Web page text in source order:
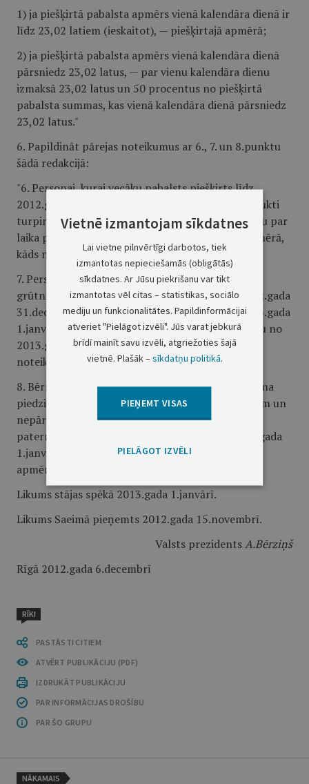
1) ja piešķirtā pabalsta apmērs vienā kalendāra dienā ir
līdz 23,02 latiem (ieskaitot), — piešķirtajā apmērā;
2) ja piešķirtā pabalsta apmērs vienā kalendāra dienā
pārsniedz 23,02 latus, — par vienu kalendāra dienu
izmaksā 23,02 latus un 50 procentus no piešķirtā
pabalsta summas, kas vienā kalendāra dienā pārsniedz
23,02 latus."
6. Papildināt pārejas noteikumus ar 6., 7. un 8.punktu
šādā redakcijā:
"6. Personai, kurai vecāku pabalsts piešķirts līdz
2012.gada 31.decembrim un tā izmaksa nepārtraukti
turpinās pēc 2013.gada 1.janvāra, vecāku pabalstu par
laika periodu no 2013.gada 1.janvāra izmaksā apmērā,
kāds noteikts no 2013.gada 1.janvāra.
7. Personai, kurai pārejoša darbnespēja sakarā ar
grūtniecību un dzemdībām ir iestājusies līdz 2012.gada
31.decembrim un nepārtraukti turpinās pēc 2013.gada
1.janvāra, maternitātes pabalstu par laika periodu no
2013.gada 1.janvāra izmaksā šā likuma 14.pantā
noteiktajā apmērā.
8. Bērna tēvam, kuram atvaļinājums sakarā ar bērna
piedzimšanu ir sācies līdz 2012.gada 31.decembrim un
nepārtraukti turpinās pēc 2013.gada 1.janvāra,
paternitātes pabalstu par laika periodu no 2013.gada
1.janvāra izmaksā šā likuma 14.pantā noteiktajā
apmērā."
Likums stājas spēkā 2013.gada 1.janvārī.
Likums Saeimā pieņemts 2012.gada 15.novembrī.
Valsts prezidentsA.Bērziņš
Rīgā 2012.gada 6.decembrī
RĪKI
PASTĀSTI CITIEM
ATVĒRT PUBLIKĀCIJU (PDF)
IZDRUKĀT PUBLIKĀCIJU
PAR INFORMĀCIJAS DROŠĪBU
PAR ŠO GRUPU
NĀKAMAIS
Vietnē izmantojam sīkdatnes
Lai vietne pilnvērtīgi darbotos, tiek
izmantotas nepieciešamās (obligātās)
sīkdatnes. Ar Jūsu piekrišanu var tikt
izmantotas vēl citas – statistikas, sociālo
mediju un funkcionalitātes. Papildinformācijai
atveriet "Pielāgot izvēli". Jūs varat jebkurā
brīdī mainīt savu izvēli, atgriežoties šajā
vietnē. Plašāk –sīkdatņu politikā.
PIEŅEMT VISAS
PIELĀGOT IZVĒLI